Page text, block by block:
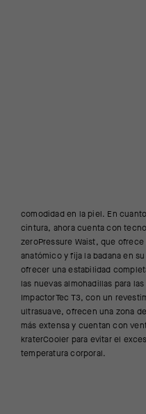
temperatura corporal.